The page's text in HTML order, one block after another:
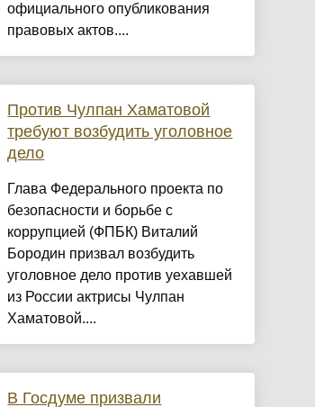
официального опубликования
правовых актов....
Против Чулпан Хаматовой
требуют возбудить уголовное
дело
Глава Федерального проекта по
безопасности и борьбе с
коррупцией (ФПБК) Виталий
Бородин призвал возбудить
уголовное дело против уехавшей
из России актрисы Чулпан
Хаматовой....
В Госдуме призвали